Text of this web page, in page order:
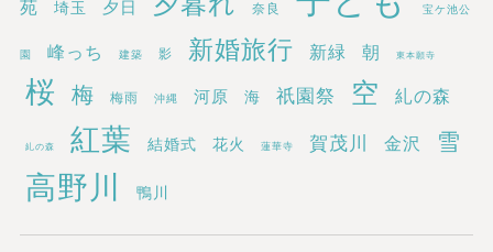
苑 埼玉 夕日 奈良 宝ケ池公
園 峰っち 建築 影 新婚旅行 新緑 朝 東本願寺
桜 梅 梅雨 沖縄 河原 海 祇園祭 空 糺の森
糺の森 紅葉 結婚式 花火 蓮華寺 賀茂川 金沢 雪
高野川 鴨川